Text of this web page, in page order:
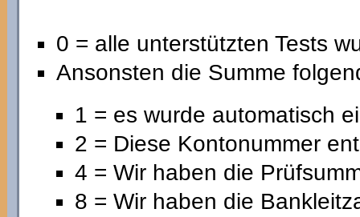
0 = alle unterstützten Tests
Ansonsten die Summe
1 = es wurde automatisch
2 = Diese Kontonummer
4 = Wir haben die
8 = Wir haben die